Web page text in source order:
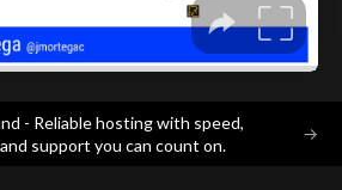
- Reliable hosting with speed,
support you can count on.
→